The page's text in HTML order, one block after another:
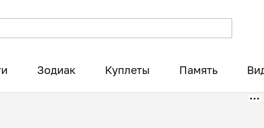
Зодиак Куплеты Память